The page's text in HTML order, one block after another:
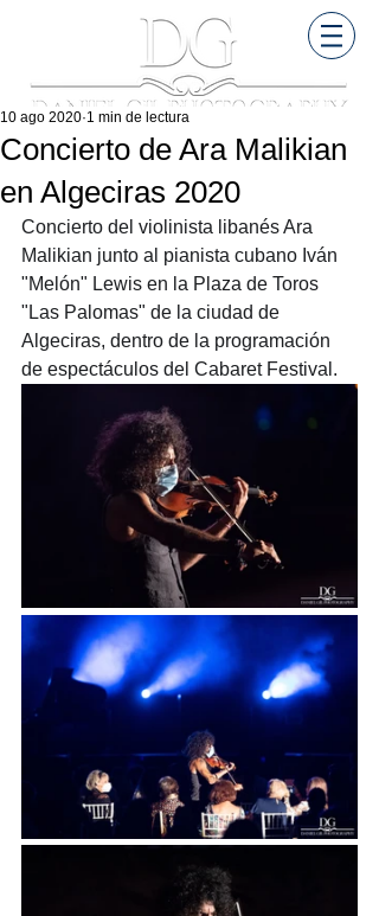
Concierto de Ara Malikian
en Algeciras 2020
10 ago 2020 1 min de lectura
Concierto del violinista libanés Ara
Malikian junto al pianista cubano Iván
"Melón" Lewis en la Plaza de Toros
"Las Palomas" de la ciudad de
Algeciras, dentro de la programación
de espectáculos del Cabaret Festival.